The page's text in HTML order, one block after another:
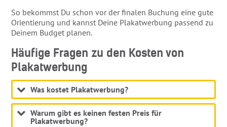
So bekommst Du schon vor der finalen Buchung eine gute
Orientierung und kannst Deine Plakatwerbung passend zu
Deinem Budget planen.
Häufige Fragen zu den Kosten von
Plakatwerbung
Was kostet Plakatwerbung?
Warum gibt es keinen festen Preis für
Plakatwerbung?